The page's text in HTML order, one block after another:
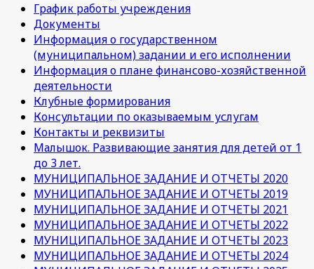
График работы учреждения
Документы
Информация о государственном
(муниципальном) задании и его исполнении
Информация о плане финансово-хозяйственной
деятельности
Клубные формирования
Консультации по оказываемым услугам
Контакты и реквизиты
Малышок. Развивающие занятия для детей от 1
до 3 лет.
МУНИЦИПАЛЬНОЕ ЗАДАНИЕ И ОТЧЕТЫ 2020
МУНИЦИПАЛЬНОЕ ЗАДАНИЕ И ОТЧЕТЫ 2019
МУНИЦИПАЛЬНОЕ ЗАДАНИЕ И ОТЧЕТЫ 2021
МУНИЦИПАЛЬНОЕ ЗАДАНИЕ И ОТЧЕТЫ 2022
МУНИЦИПАЛЬНОЕ ЗАДАНИЕ И ОТЧЕТЫ 2023
МУНИЦИПАЛЬНОЕ ЗАДАНИЕ И ОТЧЕТЫ 2024